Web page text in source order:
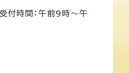
付時間：午前9時〜午